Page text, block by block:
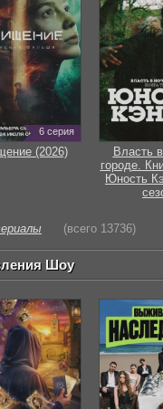
6 серия
(2026)
Власть
городе.
Юность
(всего 13736)
Шоу